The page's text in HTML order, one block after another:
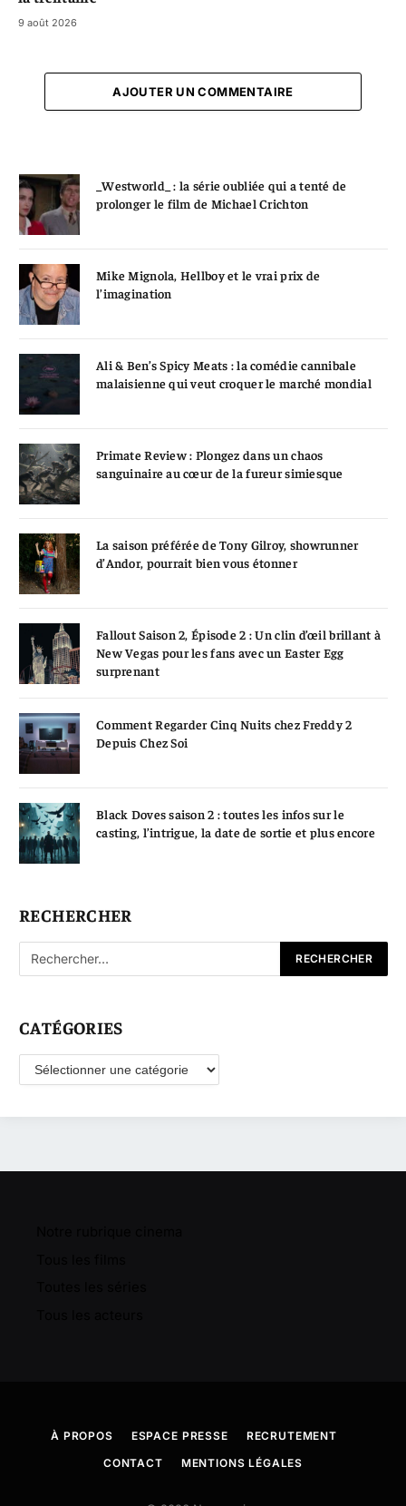
9 août 2026
AJOUTER UN COMMENTAIRE
_Westworld_ : la série oubliée qui a tenté de
prolonger le film de Michael Crichton
Mike Mignola, Hellboy et le vrai prix de
l’imagination
Ali & Ben’s Spicy Meats : la comédie cannibale
malaisienne qui veut croquer le marché mondial
Primate Review : Plongez dans un chaos
sanguinaire au cœur de la fureur simiesque
La saison préférée de Tony Gilroy, showrunner
d’Andor, pourrait bien vous étonner
Fallout Saison 2, Épisode 2 : Un clin d’œil brillant à
New Vegas pour les fans avec un Easter Egg
surprenant
Comment Regarder Cinq Nuits chez Freddy 2
Depuis Chez Soi
Black Doves saison 2 : toutes les infos sur le
casting, l’intrigue, la date de sortie et plus encore
RECHERCHER
CATÉGORIES
Catégories
À PROPOS ESPACE PRESSE
RECRUTEMENT
CONTACT
MENTIONS LÉGALES